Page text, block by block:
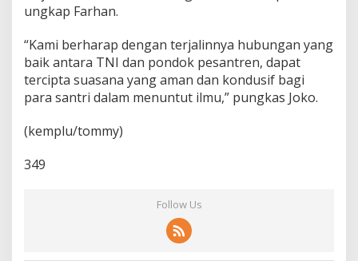
e
n
t
r
e
n
ungkap Farhan.
“Kami berharap dengan terjalinnya hubungan yang
baik antara TNI dan pondok pesantren, dapat
tercipta suasana yang aman dan kondusif bagi
para santri dalam menuntut ilmu,” pungkas Joko.
(kemplu/tommy)
349
Follow Us